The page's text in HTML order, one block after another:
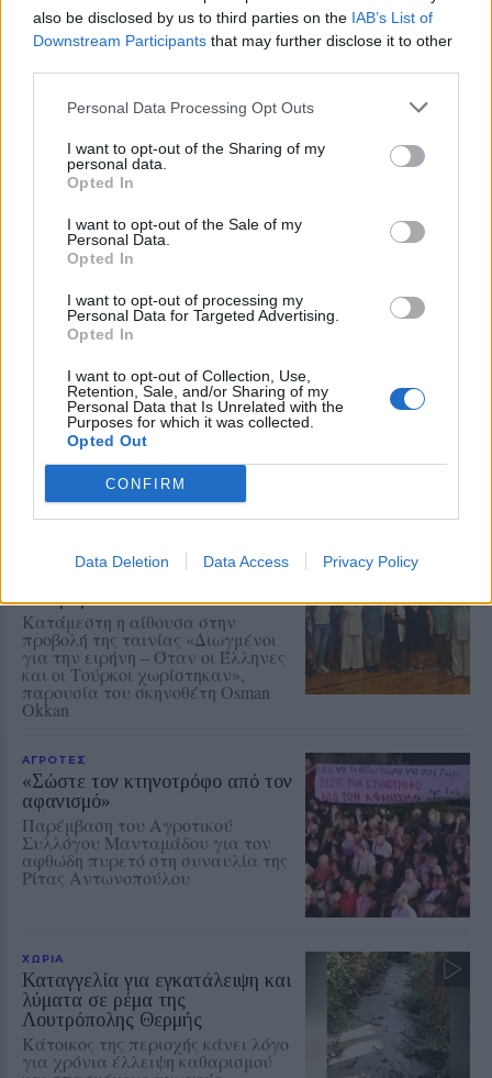
also be disclosed by us to third parties on the IAB’s List of
Downstream Participants that may further disclose it to other
Personal Data Processing Opt Outs
I want to opt-out of the Sharing of my
personal data.
Opted In
I want to opt-out of the Sale of my
Personal Data.
Opted In
I want to opt-out of processing my
Personal Data for Targeted Advertising.
Opted In
I want to opt-out of Collection, Use,
Retention, Sale, and/or Sharing of my
Personal Data that Is Unrelated with the
Purposes for which it was collected.
Opted Out
CONFIRM
Data Deletion Data Access Privacy Policy
Μυτιλήνης συνεχίζεται την
Παρασκευή στο Κάστρο με το
Iberus Quartet και ελεύθερη είσοδο
Έκκληση για νέο πυροσβεστικό
όχημα στο Πλωμάρι
συγκέντρωσης χρημάτων για την
αγορά νέου πυροσβεστικού
οχήματος 4Χ4
γιορτάστηκε στο ξωκλήσι του
Χριστού στο Ίππειος
Με κατάνυξη πιστοί κάθε ηλικίας
τίμησαν την Δεσποτική Γιορτή
Μνήμες προσφυγιάς και μήνυμα
ειρήνης στο Πολύκεντρο
Πλωμαρίου
Κατάμεστη η αίθουσα στην
προβολή της ταινίας «Διωγμένοι
για την ειρήνη – Όταν οι Έλληνες
και οι Τούρκοι χωρίστηκαν»,
παρουσία του σκηνοθέτη Osman
Okkan
ΑΓΡΟΤΕΣ
«Σώστε τον κτηνοτρόφο από τον
αφανισμό»
Παρέμβαση του Αγροτικού
Συλλόγου Μανταμάδου για τον
αφθώδη πυρετό στη συναυλία της
Ρίτας Αντωνοπούλου
ΧΩΡΙΑ
Καταγγελία για εγκατάλειψη και
λύματα σε ρέμα της
Λουτρόπολης Θερμής
Κάτοικος της περιοχής κάνει λόγο
για χρόνια έλλειψη καθαρισμού